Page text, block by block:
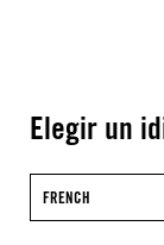
Elegir un
FRENCH